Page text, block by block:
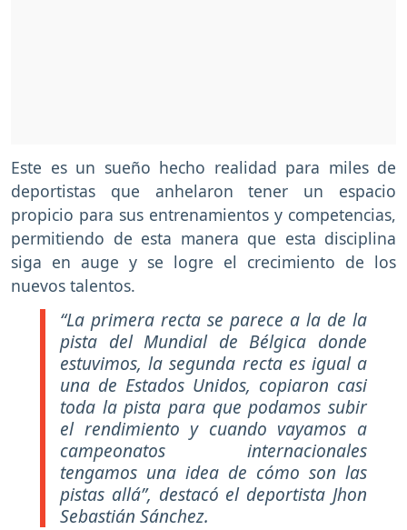
Este es un sueño hecho realidad para miles de
deportistas que anhelaron tener un espacio
propicio para sus entrenamientos y competencias,
permitiendo de esta manera que esta disciplina
siga en auge y se logre el crecimiento de los
nuevos talentos.
“La primera recta se parece a la de la
pista del Mundial de Bélgica donde
estuvimos, la segunda recta es igual a
una de Estados Unidos, copiaron casi
toda la pista para que podamos subir
el rendimiento y cuando vayamos a
campeonatos internacionales
tengamos una idea de cómo son las
pistas allá”, destacó el deportista Jhon
Sebastián Sánchez.